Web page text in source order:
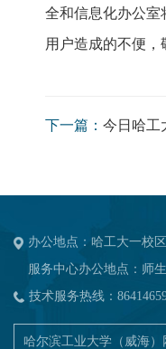
全和信息化办公室
用户造成的不便，
下一篇： 今日哈工
办公地点：哈工大一校
服务中心办公地点：师
技术服务热线：
哈尔滨工业大学（威海